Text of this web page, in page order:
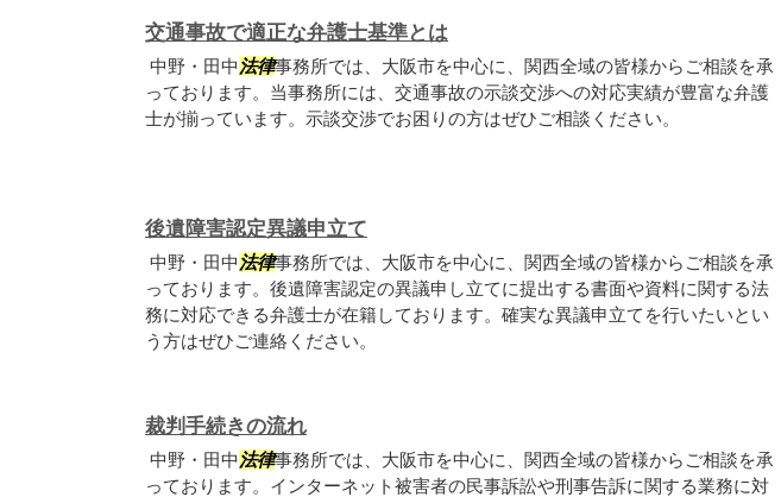
交通事故で適正な弁護士基準とは
中野・田中 法律事務所では、大阪市を中心に、関西全域の皆様からご相談を承
っております。当事務所には、交通事故の示談交渉への対応実績が豊富な弁護
士が揃っています。示談交渉でお困りの方はぜひご相談ください。
後遺障害認定異議申立て
中野・田中 法律事務所では、大阪市を中心に、関西全域の皆様からご相談を承
っております。後遺障害認定の異議申し立てに提出する書面や資料に関する法
務に対応できる弁護士が在籍しております。確実な異議申立てを行いたいとい
う方はぜひご連絡ください。
裁判手続きの流れ
中野・田中 法律事務所では、大阪市を中心に、関西全域の皆様からご相談を承
っております。インターネット被害者の民事訴訟や刑事告訴に関する業務に対